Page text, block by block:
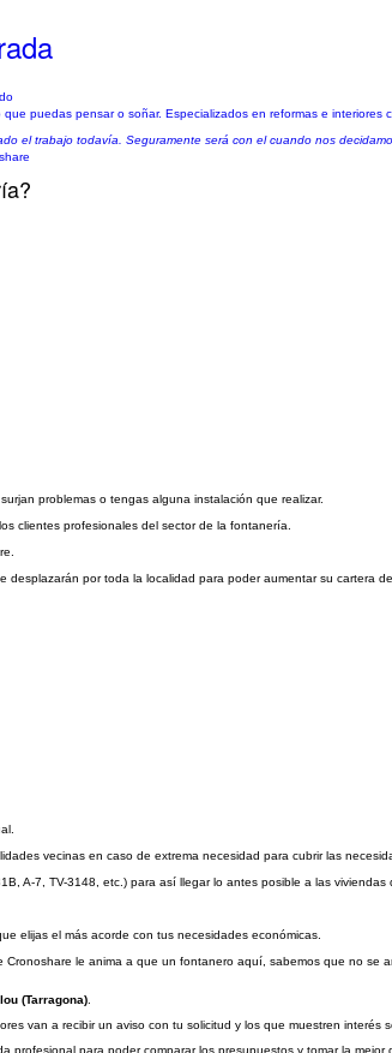
puedas pensar o soñar. Especializados en reformas e
el trabajo todavía. Seguramente será con el cuando nos
problemas o tengas alguna instalación que realizar.
clientes profesionales del sector de la fontanería.
por toda la localidad para poder aumentar su cartera
vecinas en caso de extrema necesidad para cubrir las
A-7, TV-3148, etc.) para así llegar lo antes posible a las viviendas
elijas el más acorde con tus necesidades económicas.
le anima a que un fontanero aquí, sabemos que no se
(Tarragona)
van a recibir un aviso con tu solicitud y los que muestren
para poder comparar los presupuestos y tomar la mejor